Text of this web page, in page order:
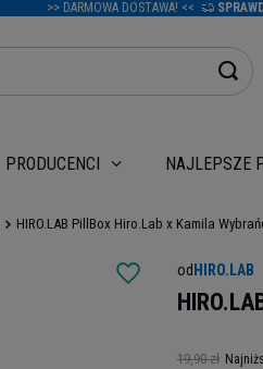
>> DARMOWA DOSTAWA! <<
PRODUCENCI NAJLEPSZE
HIRO.LAB PillBox Hiro.Lab x Kamila
od HIRO.LAB
19,90 zł